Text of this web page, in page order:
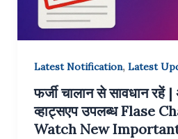
Latest Notification, Latest
फर्जी चालान से सावधान रहें
व्हाट्सएप उपलब्ध Flase
Watch New